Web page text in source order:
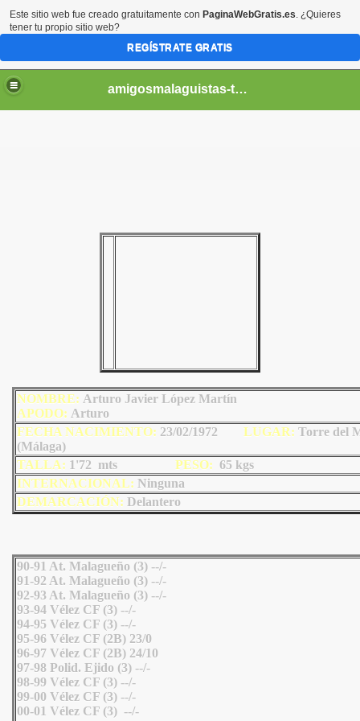
amigosmalaguistas-temporadas
NOMBRE: Arturo Javier López Martín
APODO: Arturo
FECHA NACIMIENTO: 23/02/1972 LUGAR: Torre del
(Málaga)
TALLA: 1'72 mts PESO: 65 kgs
INTERNACIONAL: Ninguna
DEMARCACIÓN: Delantero
90-91 At. Malagueño (3) --/-
91-92 At. Malagueño (3) --/-
92-93 At. Malagueño (3) --/-
93-94 Vélez CF (3) --/-
94-95 Vélez CF (3) --/-
95-96 Vélez CF (2B) 23/0
96-97 Vélez CF (2B) 24/10
97-98 Polid. Ejido (3) --/-
98-99 Vélez CF (3) --/-
99-00 Vélez CF (3) --/-
00-01 Vélez CF (3) --/-
Este sitio web fue creado gratuitamente con PaginaWebGratis.es. ¿Quieres
tener tu propio sitio web?
REGÍSTRATE GRATIS